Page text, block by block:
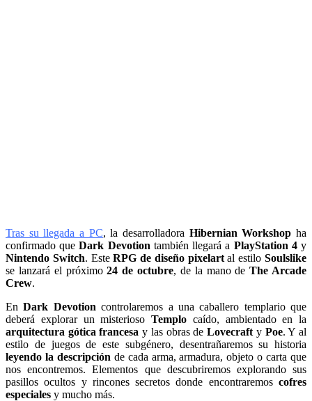
Tras su llegada a PC, la desarrolladora Hibernian Workshop ha
confirmado queDark Devotion también llegará a PlayStation 4y
Nintendo Switch. EsteRPG de diseño pixelartal estiloSoulslike
se lanzará el próximo24 de octubre, de la mano deThe Arcade
Crew.
EnDark Devotion controlaremos a una caballero templario que
deberá explorar un misterioso Templo caído, ambientado en la
arquitectura gótica francesa y las obras deLovecraft y Poe. Y al
estilo de juegos de este subgénero, desentrañaremos su historia
leyendo la descripción de cada arma, armadura, objeto o carta que
nos encontremos. Elementos que descubriremos explorando sus
pasillos ocultos y rincones secretos donde encontraremos cofres
especiales y mucho más.